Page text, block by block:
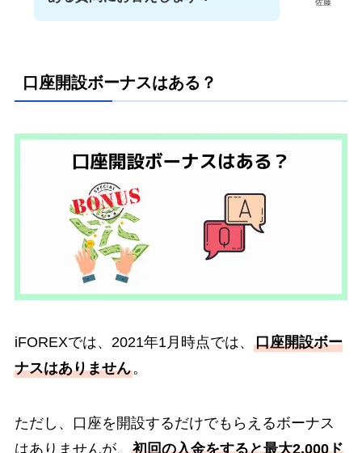
佐藤
口座開設ボーナスはある？
iFOREXでは、2021年1月時点では、 口座開設ボー
ナスはありません。
ただし、口座を開設するだけでもらえるボーナス
はありませんが、 初回の入金をすると最大2,000ド